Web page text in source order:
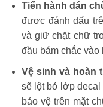
Tiến hành dán
được đánh dấu
và giữ chặt chữ
đầu bám chắc vào
Vệ sinh và hoàn
sẽ lột bỏ lớp
bảo vệ trên mặt